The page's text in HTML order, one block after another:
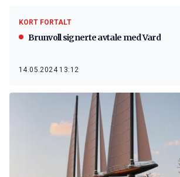
KORT FORTALT
Brunvoll signerte avtale med Vard
14.05.2024 13:12